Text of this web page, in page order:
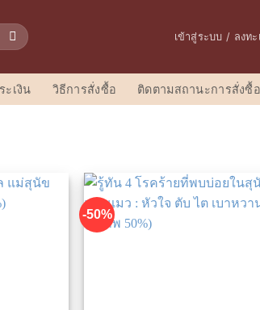
เข้าสู่ระบบ / ลงทะ
ะเงิน วิธีการสั่งซื้อ ติดตามสถานะการสั่งซื้อ
-50%